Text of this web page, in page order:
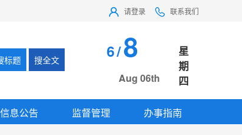
请登录 联系我们
标题 搜全文 6/8
Aug 06th
星
期
四
信息公告 监督管理 办事指南